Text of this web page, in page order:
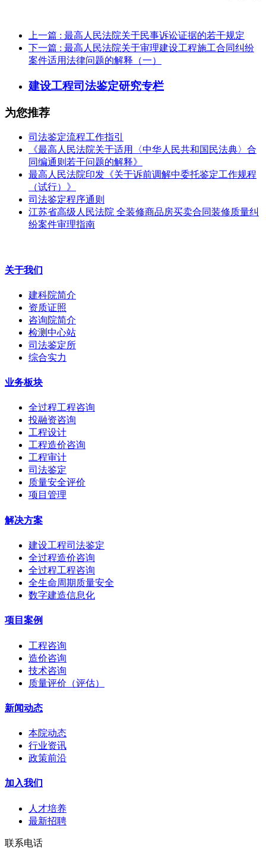
上一篇 : 最高人民法院关于民事诉讼证据的若干规定
下一篇 : 最高人民法院关于审理建设工程施工合同纠纷
案件适用法律问题的解释（一）
建设工程司法鉴定研究专栏
为您推荐
司法鉴定流程工作指引
《最高人民法院关于适用〈中华人民共和国民法典〉合
同编通则若干问题的解释》
最高人民法院印发《关于诉前调解中委托鉴定工作规程
（试行）》
司法鉴定程序通则
江苏省高级人民法院 全装修商品房买卖合同装修质量纠
纷案件审理指南
关于我们
建科院简介
资质证照
咨询院简介
检测中心站
司法鉴定所
综合实力
业务板块
全过程工程咨询
投融资咨询
工程设计
工程造价咨询
工程审计
司法鉴定
质量安全评价
项目管理
解决方案
建设工程司法鉴定
全过程造价咨询
全过程工程咨询
全生命周期质量安全
数字建造信息化
项目案例
工程咨询
造价咨询
技术咨询
质量评价（评估）
新闻动态
本院动态
行业资讯
政策前沿
加入我们
人才培养
最新招聘
联系电话